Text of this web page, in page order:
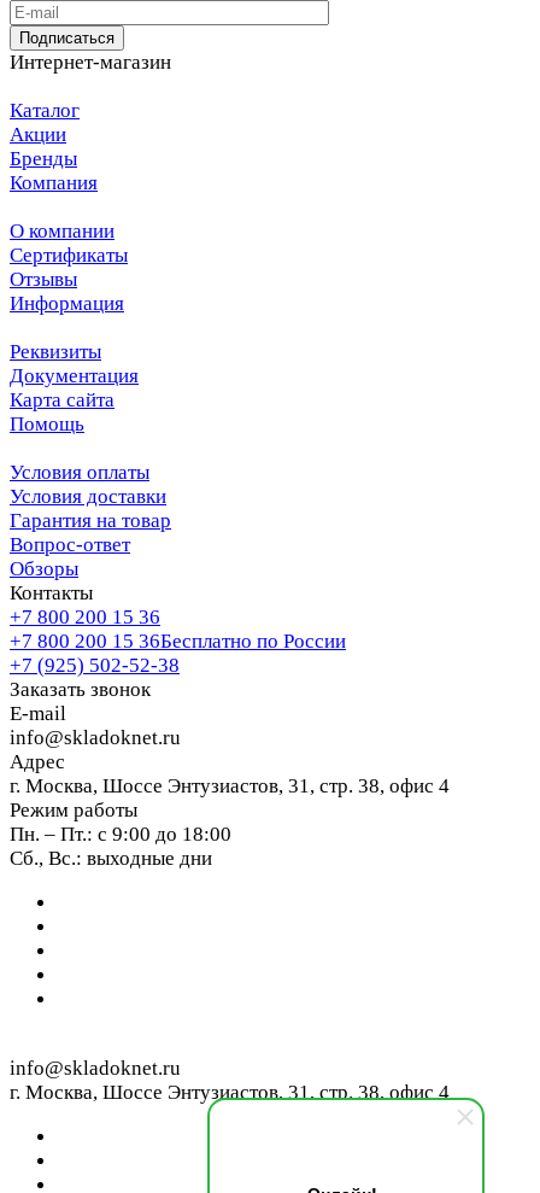
Подписаться
Интернет-магазин
Каталог
Акции
Бренды
Компания
О компании
Сертификаты
Отзывы
Информация
Реквизиты
Документация
Карта сайта
Помощь
Условия оплаты
Условия доставки
Гарантия на товар
Вопрос-ответ
Обзоры
Контакты
+7 800 200 15 36
+7 800 200 15 36Бесплатно по России
+7 (925) 502-52-38
Заказать звонок
E-mail
info@skladoknet.ru
Адрес
г. Москва, Шоссе Энтузиастов, 31, стр. 38, офис 4
Режим работы
Пн. – Пт.: с 9:00 до 18:00
Сб., Вс.: выходные дни
info@skladoknet.ru
г. Москва, Шоссе Энтузиастов, 31, стр. 38, офис 4